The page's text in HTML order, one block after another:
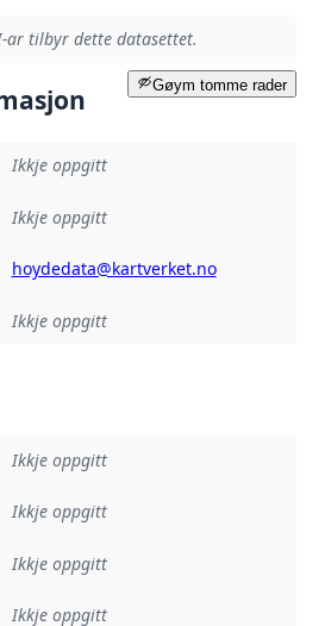
ar tilbyr dette datasettet.
Gøym tomme rader
Ikkje oppgitt
Ikkje oppgitt
hoydedata@kartverket.no
Ikkje oppgitt
Ikkje oppgitt
:
Ikkje oppgitt
Ikkje oppgitt
:
Ikkje oppgitt